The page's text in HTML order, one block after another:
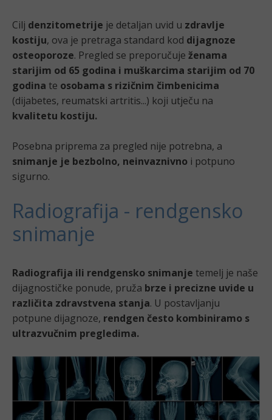
Cilj denzitometrije je detaljan uvid u zdravlje
kostiju, ova je pretraga standard kod dijagnoze
osteoporoze. Pregled se preporučuje ženama
starijim od 65 godina i muškarcima starijim od 70
godina te osobama s rizičnim čimbenicima
(dijabetes, reumatski artritis...) koji utječu na
kvalitetu kostiju.
Posebna priprema za pregled nije potrebna, a
snimanje je bezbolno, neinvaznivno i potpuno
sigurno.
Radiografija - rendgensko
snimanje
Radiografija ili rendgensko snimanje temelj je naše
dijagnostičke ponude, pruža brze i precizne uvide u
različita zdravstvena stanja. U postavljanju
potpune dijagnoze, rendgen često kombiniramo s
ultrazvučnim pregledima.